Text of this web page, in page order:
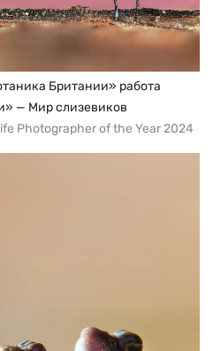
Британии» работа
— Мир слизевиков
Photographer of the Year 2024